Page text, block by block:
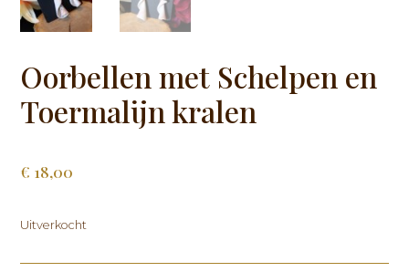
Oorbellen met Schelpen en
Toermalijn kralen
€ 18,00
Uitverkocht